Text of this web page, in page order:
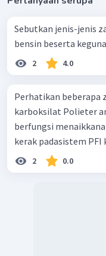
Sebutkan jenis-jenis
bensin beserta
2 4.0
Perhatikan beberapa zat
karboksilat Polieter amina TEL Zat aditif bensin yang
berfungsi
kerak padasistem PFI
2 0.0